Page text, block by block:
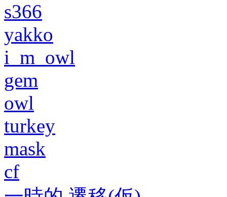
s366
yakko
i_m_owl
gem
owl
turkey
mask
cf